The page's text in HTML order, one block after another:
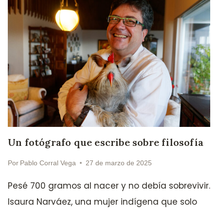
Un fotógrafo que escribe sobre filosofía
Por Pablo Corral Vega 27 de marzo de 2025
Pesé 700 gramos al nacer y no debía sobrevivir.
Isaura Narváez, una mujer indígena que solo